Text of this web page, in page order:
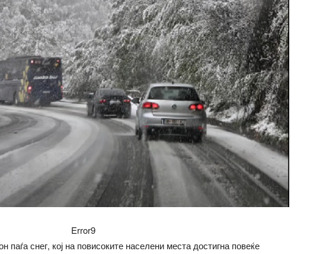
Error9
паѓа снег, кој на повисоките населени места достигна повеќе